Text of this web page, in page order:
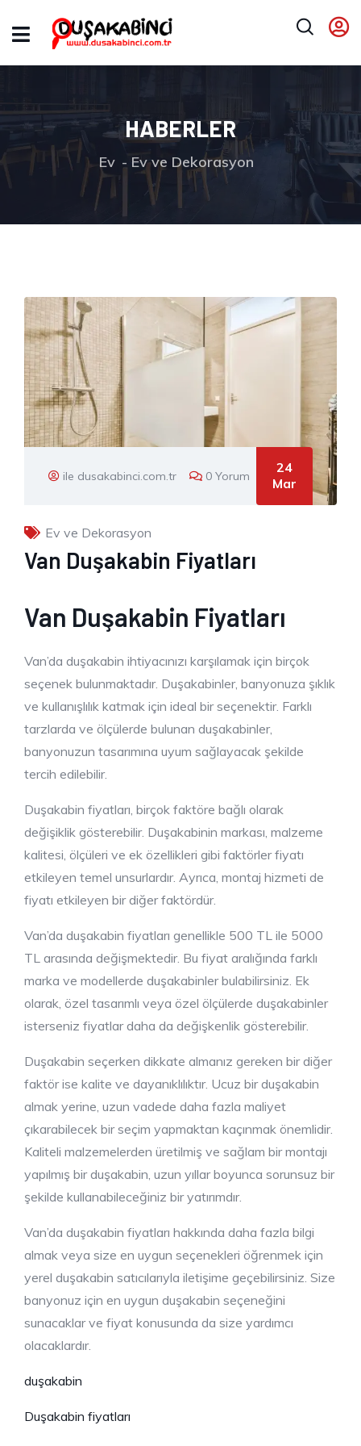
HABERLER
Ev Ev ve Dekorasyon
ile dusakabinci.com.tr 0 Yorum
24
Mar
Ev ve Dekorasyon
Van Duşakabin Fiyatları
Van Duşakabin Fiyatları
Van’da duşakabin ihtiyacınızı karşılamak için birçok
seçenek bulunmaktadır. Duşakabinler, banyonuza şıklık
ve kullanışlılık katmak için ideal bir seçenektir. Farklı
tarzlarda ve ölçülerde bulunan duşakabinler,
banyonuzun tasarımına uyum sağlayacak şekilde
tercih edilebilir.
Duşakabin fiyatları, birçok faktöre bağlı olarak
değişiklik gösterebilir. Duşakabinin markası, malzeme
kalitesi, ölçüleri ve ek özellikleri gibi faktörler fiyatı
etkileyen temel unsurlardır. Ayrıca, montaj hizmeti de
fiyatı etkileyen bir diğer faktördür.
Van’da duşakabin fiyatları genellikle 500 TL ile 5000
TL arasında değişmektedir. Bu fiyat aralığında farklı
marka ve modellerde duşakabinler bulabilirsiniz. Ek
olarak, özel tasarımlı veya özel ölçülerde duşakabinler
isterseniz fiyatlar daha da değişkenlik gösterebilir.
Duşakabin seçerken dikkate almanız gereken bir diğer
faktör ise kalite ve dayanıklılıktır. Ucuz bir duşakabin
almak yerine, uzun vadede daha fazla maliyet
çıkarabilecek bir seçim yapmaktan kaçınmak önemlidir.
Kaliteli malzemelerden üretilmiş ve sağlam bir montajı
yapılmış bir duşakabin, uzun yıllar boyunca sorunsuz bir
şekilde kullanabileceğiniz bir yatırımdır.
Van’da duşakabin fiyatları hakkında daha fazla bilgi
almak veya size en uygun seçenekleri öğrenmek için
yerel duşakabin satıcılarıyla iletişime geçebilirsiniz. Size
banyonuz için en uygun duşakabin seçeneğini
sunacaklar ve fiyat konusunda da size yardımcı
olacaklardır.
duşakabin
Duşakabin fiyatları